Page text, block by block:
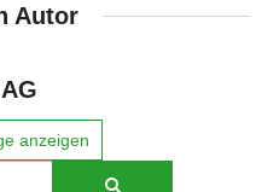
Autor
anzeigen